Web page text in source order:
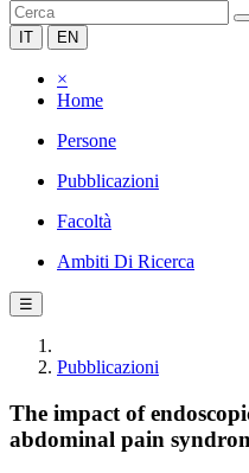
IT EN
×
Home
Persone
Pubblicazioni
Facoltà
Ambiti Di Ricerca
☰
Pubblicazioni
The impact of
abdominal pain